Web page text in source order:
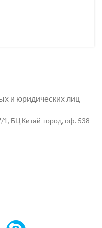
и юридических лиц
1, БЦ Китай-город, оф. 538